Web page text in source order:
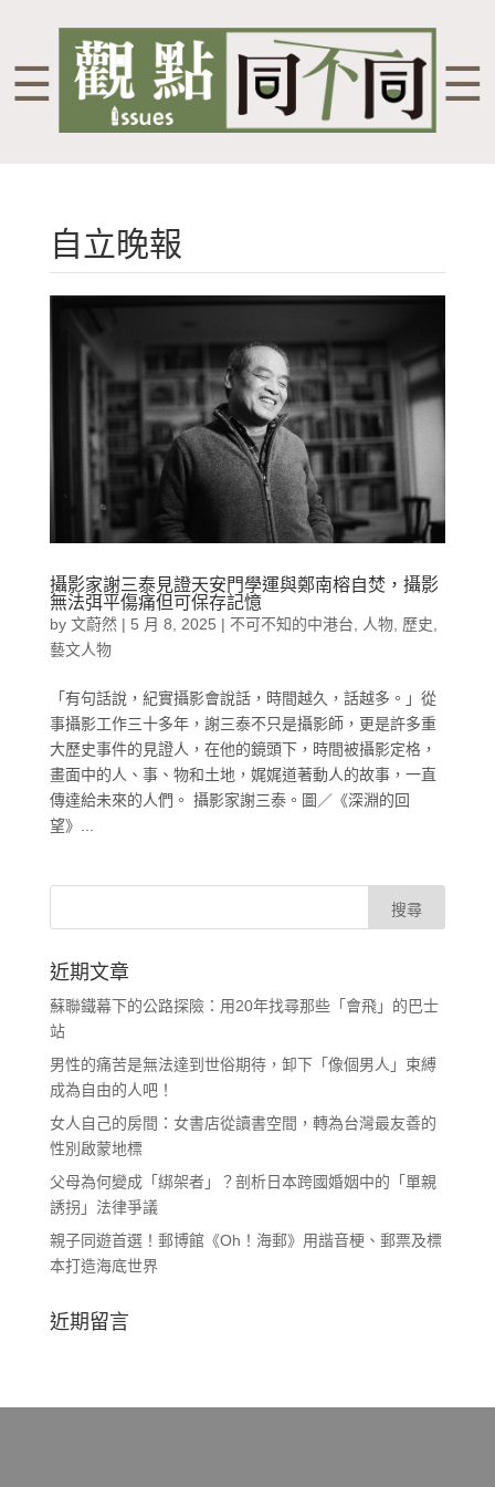
☰ ☰
自立晚報
攝影家謝三泰見證天安門學運與鄭南榕自焚，攝影
無法弭平傷痛但可保存記憶
by 文蔚然| 5 月 8, 2025 | 不可不知的中港台 人物, 歷史
藝文人物
「有句話說，紀實攝影會說話，時間越久，話越多。」從
事攝影工作三十多年，謝三泰不只是攝影師，更是許多重
大歷史事件的見證人，在他的鏡頭下，時間被攝影定格，
畫面中的人、事、物和土地，娓娓道著動人的故事，一直
傳達給未來的人們。 攝影家謝三泰。圖／《深淵的回
望》...
近期文章
蘇聯鐵幕下的公路探險：用20年找尋那些「會飛」的巴士
站
男性的痛苦是無法達到世俗期待，卸下「像個男人」束縛
成為自由的人吧！
女人自己的房間：女書店從讀書空間，轉為台灣最友善的
性別啟蒙地標
父母為何變成「綁架者」？剖析日本跨國婚姻中的「單親
誘拐」法律爭議
親子同遊首選！郵博館《Oh！海郵》用諧音梗、郵票及標
本打造海底世界
近期留言